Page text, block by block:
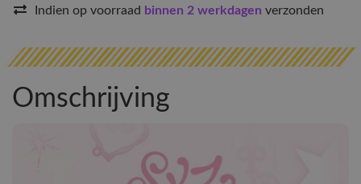
Indien op voorraad binnen 2 werkdagen verzonden
Omschrijving